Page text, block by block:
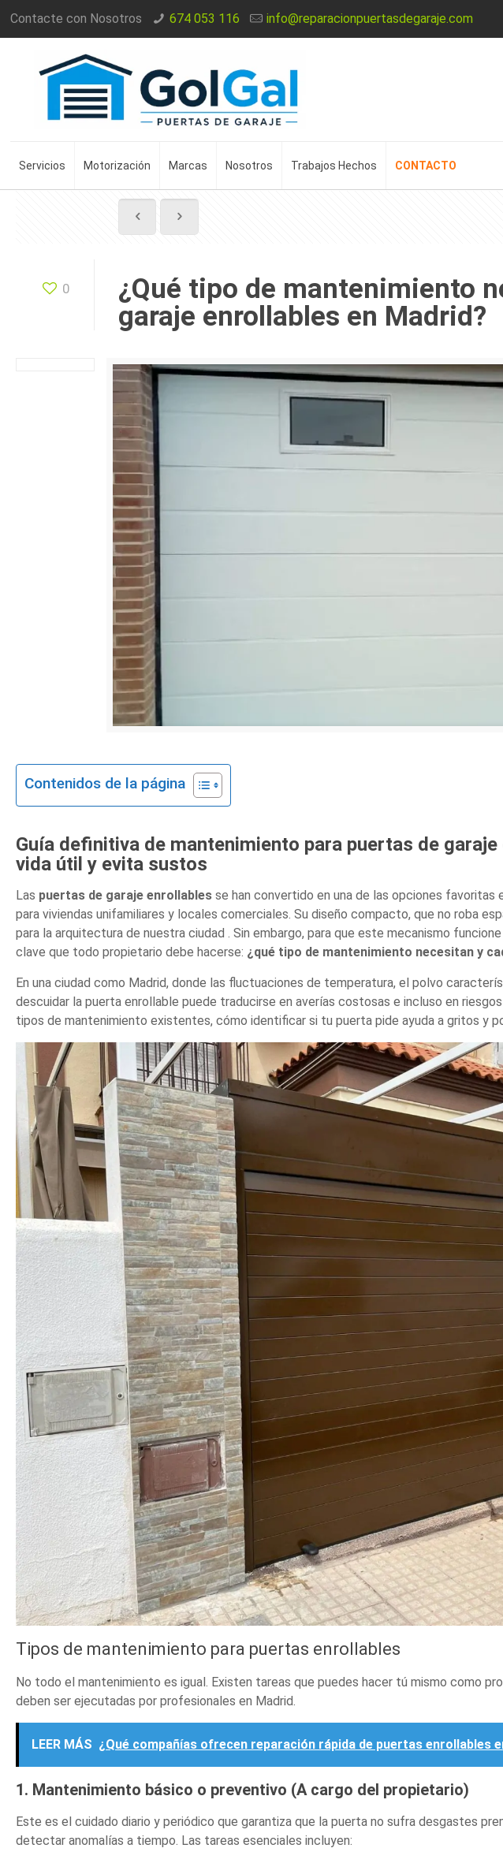
Contacte con Nosotros 674 053 116 info@reparacionpuertasdegaraje.com
Servicios Motorización Marcas Nosotros Trabajos Hechos CONTACTO
0
¿Qué tipo de mantenimiento
garaje enrollables en Madrid?
Contenidos de la página
Guía definitiva de mantenimiento para puertas de
vida útil y evita sustos
Las puertas de garaje enrollables se han convertido en una de las opciones
para viviendas unifamiliares y locales comerciales. Su diseño compacto, que no roba
para la arquitectura de nuestra ciudad . Sin embargo, para que este mecanismo
clave que todo propietario debe hacerse: ¿qué tipo de mantenimiento necesitan y
En una ciudad como Madrid, donde las fluctuaciones de temperatura, el polvo
descuidar la puerta enrollable puede traducirse en averías costosas e incluso en
tipos de mantenimiento existentes, cómo identificar si tu puerta pide ayuda a gritos y
Tipos de mantenimiento para puertas enrollables
No todo el mantenimiento es igual. Existen tareas que puedes hacer tú mismo como
deben ser ejecutadas por profesionales en Madrid.
LEER MÁS ¿Qué compañías ofrecen reparación rápida de puertas enrollables
1. Mantenimiento básico o preventivo (A cargo del propietario)
Este es el cuidado diario y periódico que garantiza que la puerta no sufra desgastes
detectar anomalías a tiempo. Las tareas esenciales incluyen: